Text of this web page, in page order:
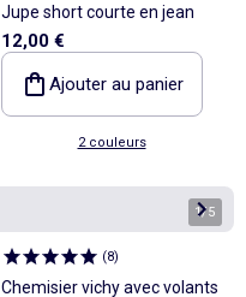
Jupe short courte en jean
12,00 €
Ajouter au panier
2 couleurs
1/5
(8)
Chemisier vichy avec volants